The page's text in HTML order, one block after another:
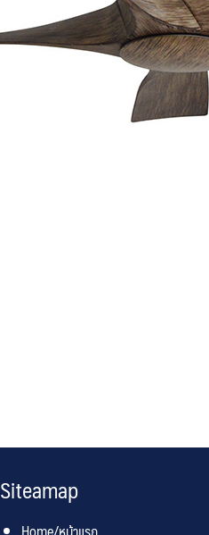
Siteamap